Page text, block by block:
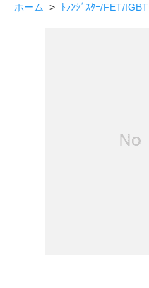
ホーム > ﾄﾗﾝｼﾞｽﾀｰ/FET/IGBT